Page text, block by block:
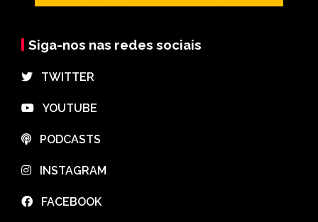
Siga-nos nas redes sociais
⠀TWITTER
⠀YOUTUBE
⠀PODCASTS
⠀INSTAGRAM
⠀FACEBOOK